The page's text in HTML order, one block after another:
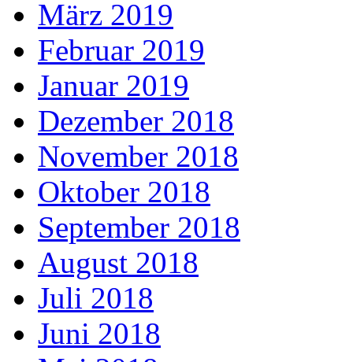
März 2019
Februar 2019
Januar 2019
Dezember 2018
November 2018
Oktober 2018
September 2018
August 2018
Juli 2018
Juni 2018